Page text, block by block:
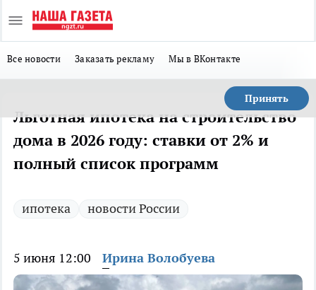
Все новости Заказать рекламу Мы в ВКонтакте
Принять
Льготная ипотека на строительство
дома в 2026 году: ставки от 2% и
полный список программ
ипотека новости России
5 июня 12:00 Ирина Волобуева